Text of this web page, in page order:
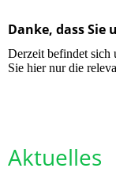
Danke, dass Sie
Derzeit befindet sich
Sie hier nur die
Aktuelles